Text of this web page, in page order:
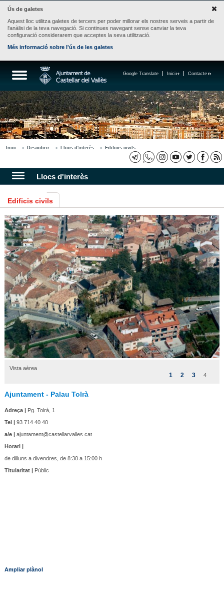
Ús de galetes
Aquest lloc utilitza galetes de tercers per poder millorar els nostres serveis a partir de
l'anàlisi de la teva navegació. Si continues navegant sense canviar la teva
configuració considerarem que acceptes la seva utilització.
Més informació sobre l'ús de les galetes
Contacte
Inici
Google Translate
Inici Descobrir Llocs d'interès Edificis civils
Llocs d'interès
Edificis civils
Vista aèrea
1 2 3 4
Ajuntament - Palau Tolrà
Adreça |Pg. Tolrà, 1
Tel |93 714 40 40
a/e |ajuntament@castellarvalles.cat
Horari |
de dilluns a divendres, de 8:30 a 15:00 h
Titularitat |Públic
Ampliar plànol